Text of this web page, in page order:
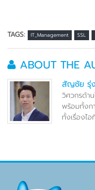
TAGS: IT_Management SSL
ABOUT THE
สัญชัย รุ่
วิศวกรด้า
พร้อมทั้งก
ทั้งเรื่องไ